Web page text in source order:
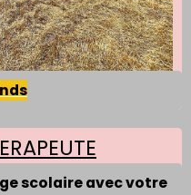
scolaire avec votre